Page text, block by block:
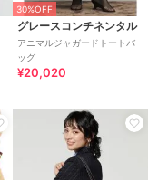
30%OFF
グレースコンチネンタル
アニマルジャガードトートバ
ッグ
¥20,020